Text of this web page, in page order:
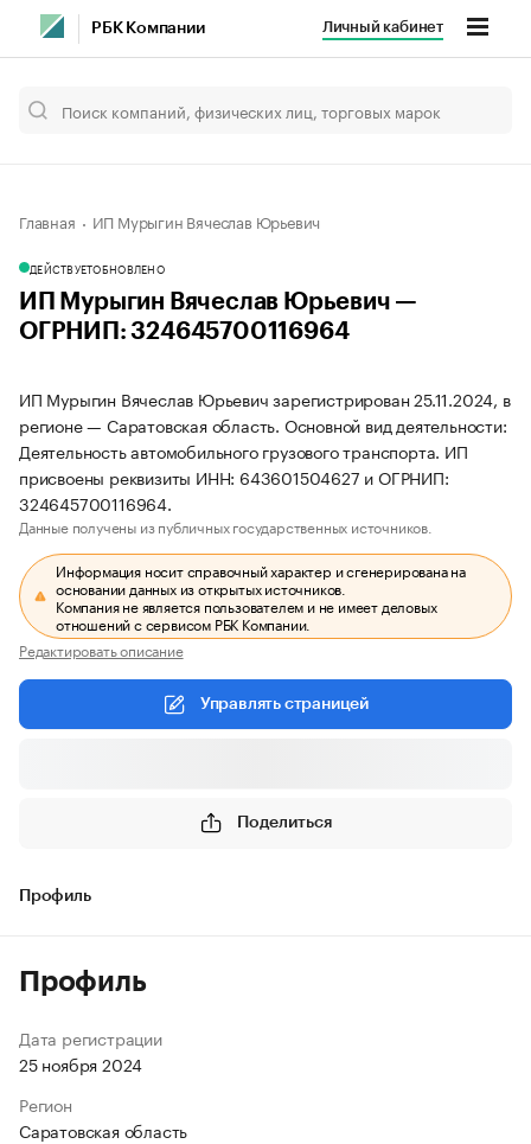
РБК Компании Личный кабинет
Главная ИП Мурыгин Вячеслав Юрьевич
ДЕЙСТВУЕТОБНОВЛЕНО
ИП Мурыгин Вячеслав Юрьевич —
ОГРНИП: 324645700116964
ИП Мурыгин Вячеслав Юрьевич зарегистрирован 25.11.2024, в
регионе — Саратовская область. Основной вид деятельности:
Деятельность автомобильного грузового транспорта. ИП
присвоены реквизиты ИНН: 643601504627 и ОГРНИП:
324645700116964.
Данные получены из публичных государственных источников.
Информация носит справочный характер и сгенерирована на
основании данных из открытых источников.
Компания не является пользователем и не имеет деловых
отношений с сервисом РБК Компании.
Редактировать описание
Управлять страницей
Поделиться
Профиль
Профиль
Дата регистрации
25 ноября 2024
Регион
Саратовская область